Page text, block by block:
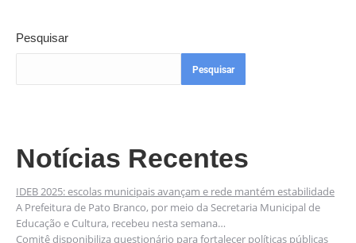
Pesquisar
Pesquisar
Notícias Recentes
IDEB 2025: escolas municipais avançam e rede mantém estabilidade
A Prefeitura de Pato Branco, por meio da Secretaria Municipal de
Educação e Cultura, recebeu nesta semana…
Comitê disponibiliza questionário para fortalecer políticas públicas